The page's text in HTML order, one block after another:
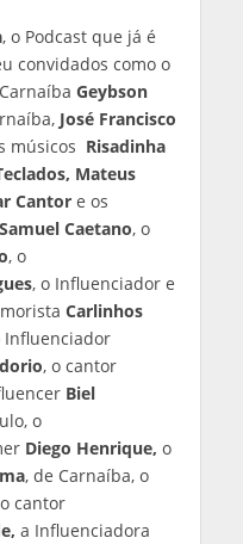
, o Podcast que já é
convidados como o
Geybson
José Francisco
músicos Risadinha
Mateus
Cantore os
Samuel Caetano, o
, o
, o Influenciador e
Carlinhos
Influenciador
, o cantor
Biel
o
Diego Henrique, o
, de Carnaíba, o
o cantor
a Influenciadora